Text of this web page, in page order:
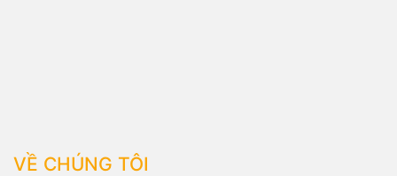
VỀ CHÚNG TÔI